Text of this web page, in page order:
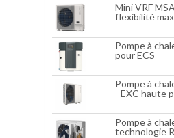
Mini VRF
flexibilité
Pompe à
pour ECS
Pompe à
- EXC haute
Pompe à
technologie